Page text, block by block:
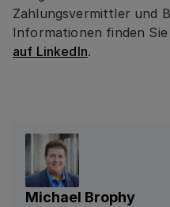
Zahlungsvermittler und
Informationen finden
auf LinkedIn.
Michael Brophy